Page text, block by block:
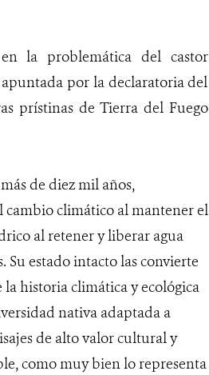
la problemática del castor
por la declaratoria del
prístinas de Tierra del Fuego
de diez mil años,
climático al mantener el
al retener y liberar agua
estado intacto las convierte
historia climática y ecológica
nativa adaptada a
de alto valor cultural y
como muy bien lo representa